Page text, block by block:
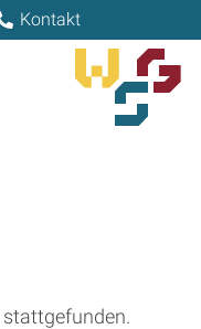
Kontakt